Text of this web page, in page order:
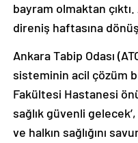
bayram olmaktan çıktı.
direniş haftasına
Ankara Tabip Odası
sisteminin acil çözüm
Fakültesi Hastanesi
sağlık güvenli gelecek’,
ve halkın sağlığını